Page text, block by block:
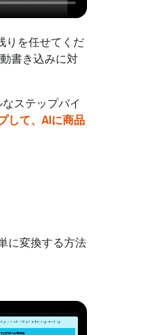
りを任せてくだ
書き込みに対
ステップバイ
して、AIに商品
に変換する方法